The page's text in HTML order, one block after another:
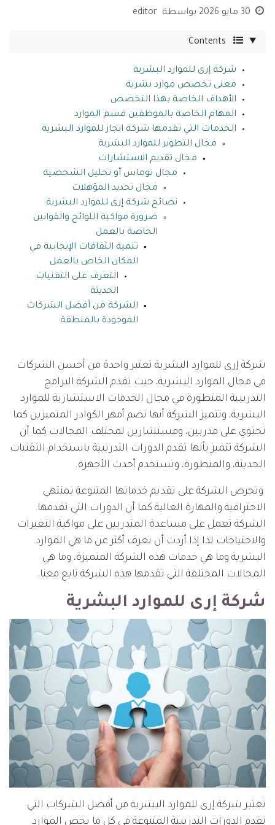
30 مايو 2026 بواسطة editor
Contents
شركة إرى للموارد البشرية
معنى تخصص موارد بشرية
الأهداف الخاصة بهذا التخصص
المهام الخاصة بالموظفين قسم الموارد
الخدمات التي تقدمها شركة انجاز للموارد البشرية
مجال التطوير للموارد البشرية
مجال تقديم الاستشارات
مجال توماس أو تحليل الشخصية
مجال تحديد المؤهلات
نصائح شركة إرى للموارد البشرية
ضرورة مواكبة اللوائح والقوانين
الخاصة بالعمل
تنمية الثقافات الإيجابية في
المكان الخاص بالعمل
التعرف على التقنيات
الحديثة
الشركة من أفضل الشركات
الموجودة بالمنطقة
شركة إرى للموارد البشرية تعتبر واحدة من أحسن الشركات
في مجال الموارد البشرية، حيث تقدم الشركة البرامج
التدريبية المتطورة في مجال الخدمات الاستشارية للموارد
البشرية، وتتميز الشركة أنها تضم أمهر الكوادر المتميزين كما
تحتوي على مدربين، ومستشارين لمختلف المجالات كما أن
الشركة تتميز بأنها تقدم الدورات التدريبية باستخدام التقنيات
الحديثة، والمتطورة، وتستخدم أحدث الأجهزة.
وتحرص الشركة على تقديم خدماتها المتنوعة بمنتهي
الاحترافية والمهارة العالية كما أن الدورات التي تقدمها
الشركة تعمل على مساعدة المتدربين على مواكبة التغيرات
والاحتياجات لذا إذا أردت أن تعرف أكثر عن ما هي الموارد
البشرية وما هي خدمات هذه الشركة المتميزة، وما هي
المجالات المختلفة التي تقدمها هذه الشركة تابع معنا.
شركة إرى للموارد البشرية
تعتبر شركة إرى للموارد البشرية من أفضل الشركات التي
تقدم الدورات التدريبية المتنوعة في كل ما يخص الموارد